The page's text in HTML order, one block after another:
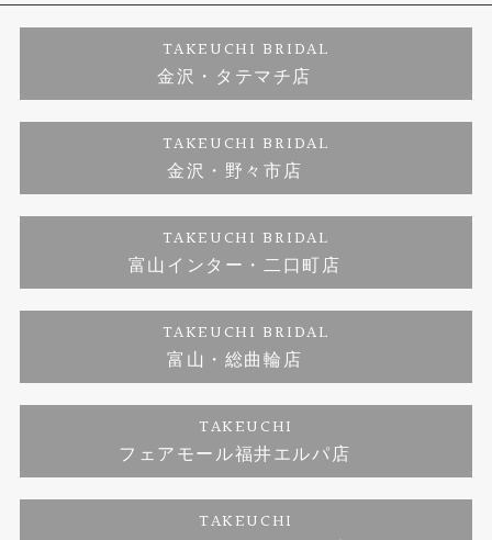
婚約ネックレス
ダイヤモンド
ジュエリーリフォーム
プロポーズサポート
ブランドリスト
福井指輪工房｜手作りペアリング
福井指輪工房｜手作り結婚指輪 and 婚約指輪
福井工房｜手作り婚約指輪プロポーズプラン
お客様の声
プライバシーポリシー
TAKEUCHI BRIDAL
金沢・タテマチ店
TAKEUCHI BRIDAL
金沢・野々市店
TAKEUCHI BRIDAL
富山インター・二口町店
TAKEUCHI BRIDAL
富山・総曲輪店
TAKEUCHI
フェアモール福井エルパ店
TAKEUCHI